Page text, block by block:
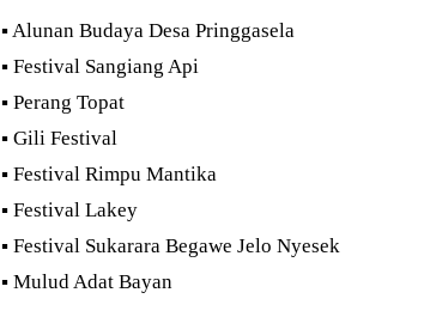
▪︎ Alunan Budaya Desa Pringgasela
▪︎ Festival Sangiang Api
▪︎ Perang Topat
▪︎ Gili Festival
▪︎ Festival Rimpu Mantika
▪︎ Festival Lakey
▪︎ Festival Sukarara Begawe Jelo Nyesek
▪︎ Mulud Adat Bayan